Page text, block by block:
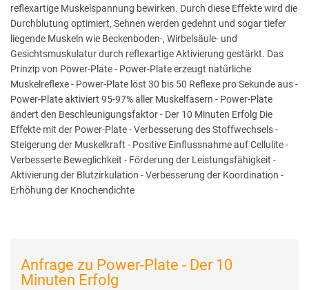
reflexartige Muskelspannung bewirken. Durch diese Effekte wird die
Durchblutung optimiert, Sehnen werden gedehnt und sogar tiefer
liegende Muskeln wie Beckenboden-, Wirbelsäule- und
Gesichtsmuskulatur durch reflexartige Aktivierung gestärkt. Das
Prinzip von Power-Plate - Power-Plate erzeugt natürliche
Muskelreflexe - Power-Plate löst 30 bis 50 Reflexe pro Sekunde aus -
Power-Plate aktiviert 95-97% aller Muskelfasern - Power-Plate
ändert den Beschleunigungsfaktor - Der 10 Minuten Erfolg Die
Effekte mit der Power-Plate - Verbesserung des Stoffwechsels -
Steigerung der Muskelkraft - Positive Einflussnahme auf Cellulite -
Verbesserte Beweglichkeit - Förderung der Leistungsfähigkeit -
Aktivierung der Blutzirkulation - Verbesserung der Koordination -
Erhöhung der Knochendichte
Anfrage zu Power-Plate - Der 10
Minuten Erfolg